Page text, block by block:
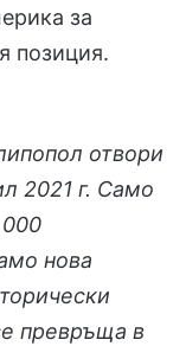
за
позиция.
отвори
2021 г. Само
нова
превръща в